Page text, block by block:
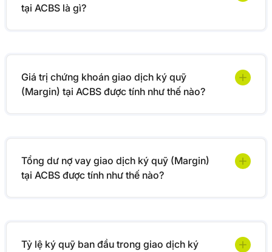
tại ACBS là gì?
Giá trị chứng khoán giao dịch ký quỹ
(Margin) tại ACBS được tính như thế nào?
Tổng dư nợ vay giao dịch ký quỹ (Margin)
tại ACBS được tính như thế nào?
Tỷ lệ ký quỹ ban đầu trong giao dịch ký